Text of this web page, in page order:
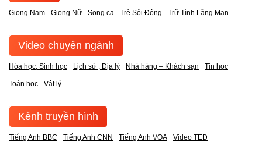
Giọng Nam Giọng Nữ Song ca Trẻ Sôi Động Trữ Tình Lãng Mạn
Video chuyên ngành
Hóa học, Sinh học Lịch sử , Địa lý Nhà hàng – Khách sạn Tin học
Toán học Vật lý
Kênh truyền hình
Tiếng Anh BBC Tiếng Anh CNN Tiếng Anh VOA Video TED